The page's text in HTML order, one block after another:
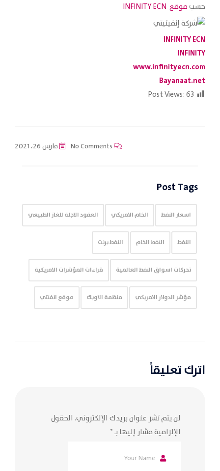
حسبموقع INFINITY ECN
INFINITY ECN
INFINITY
www.infinityecn.com
Bayanaat.net
Post Views:63
مارس 26، 2021
Post Tags
اسعار النفط الخام الامريكي العقود الاجلة للغاز الطبيعي
النفط النفط الخام النفط برنت
تحركات اسواق النفط العالمية قراءات المؤشرات الامريكية
مؤشر الدولار الامريكي منظمة الاوبك موقع انفنتي
اترك تعليقاً
لن يتم نشر عنوان بريدك الإلكتروني. الحقول
الإلزامية مشار إليها بـ*